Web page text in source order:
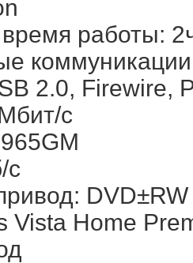
работы:
2.0, Firewire,
с
с
DVD±RW
Vista Home